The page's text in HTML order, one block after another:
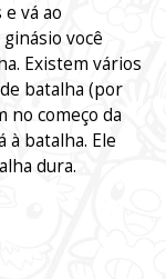
vá ao
você
Existem vários
batalha (por
no começo da
à batalha. Ele
dura.